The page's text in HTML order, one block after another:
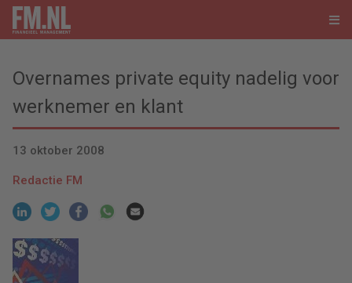
Overnames private equity nadelig voor
werknemer en klant
13 oktober 2008
Redactie FM